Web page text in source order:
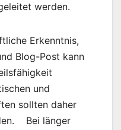
werden.
Erkenntnis,
Blog-Post kann
und
sollten daher
Bei länger